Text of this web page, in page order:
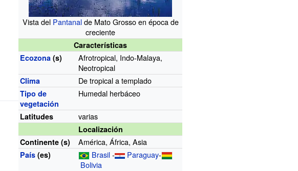
Vista del Pantanalde Mato Grosso en época de
creciente
Características
Ecozona (s)
Afrotropical, Indo-Malaya,
Neotropical
Clima De tropical a templado
Tipo de
vegetación
Humedal herbáceo
Latitudes varias
Localización
Continente (s)
América, África, Asia
País (es) Brasil- Paraguay-
Bolivia